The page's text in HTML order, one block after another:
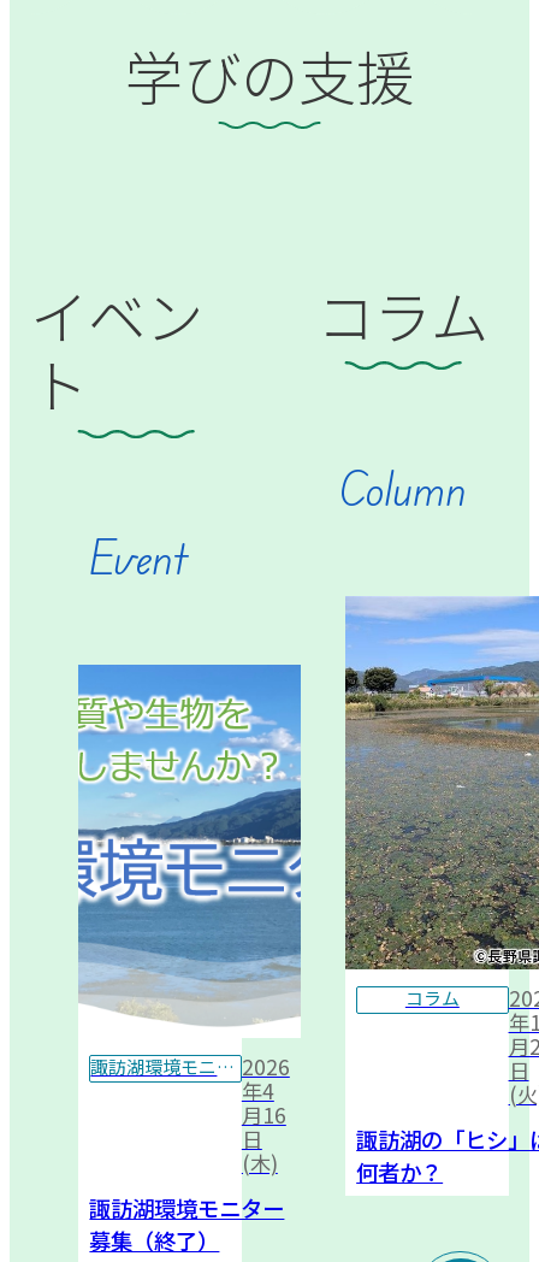
学びの支援
イベン
ト
Event
諏訪湖環境モニター 2026
年4
月16
日
(木)
諏訪湖環境モニター
募集（終了）
コラム
Column
コラム
年
月
日
(
諏訪湖の「ヒシ」
何者か？